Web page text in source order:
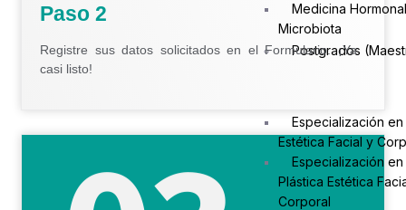
Medicina
Microbiota
Postgrados
Especialización en
Estética Facial y
Especialización en
Plástica Estética
Corporal
Paso 2
Registre sus datos solicitados en el Formulario. ¡Ya
casi listo!